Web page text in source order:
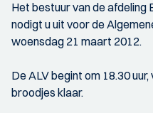
Het bestuur van de afdeling
nodigt u uit voor de
woensdag 21 maart 2012.
De ALV begint om 18.30
broodjes klaar.